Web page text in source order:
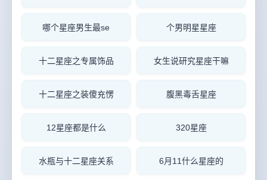
哪个星座男生最se 个男明星星座
十二星座之专属饰品 女生说研究星座干嘛
十二星座之装傻充愣 腹黑毒舌星座
12星座都是什么 320星座
水瓶与十二星座关系 6月11什么星座的